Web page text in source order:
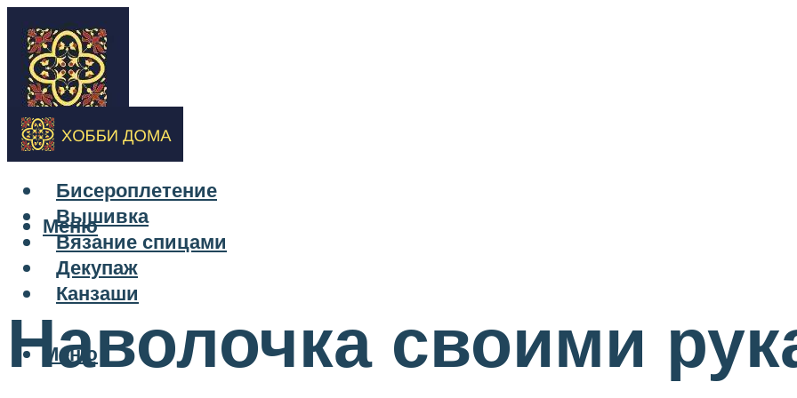
Бисероплетение
Вышивка
Вязание спицами
Декупаж
Канзаши
Меню
Меню
Наволочка своими